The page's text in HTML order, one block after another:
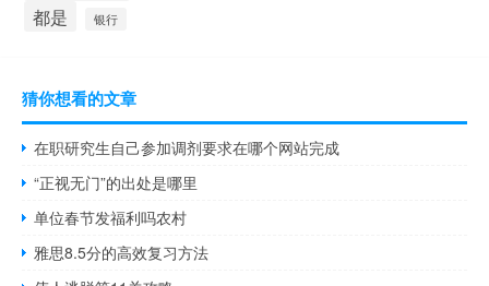
都是 银行
猜你想看的文章
在职研究生自己参加调剂要求在哪个网站完成
“正视无门”的出处是哪里
单位春节发福利吗农村
雅思8.5分的高效复习方法